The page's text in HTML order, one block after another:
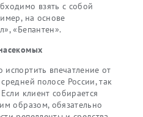
взять с собой
на основе
«Бепантен».
впечатление от
полосе России, так
клиент собирается
образом, обязательно